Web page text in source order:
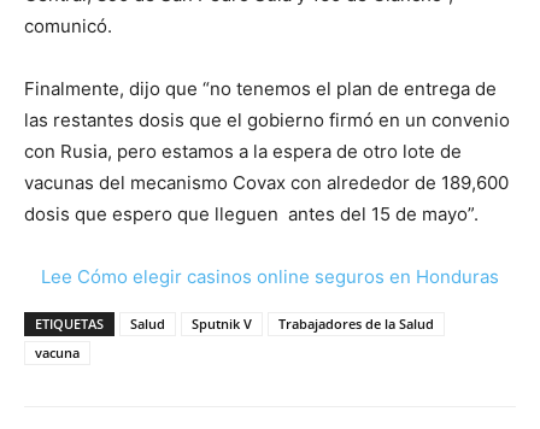
comunicó.
Finalmente, dijo que “no tenemos el plan de entrega de
las restantes dosis que el gobierno firmó en un convenio
con Rusia, pero estamos a la espera de otro lote de
vacunas del mecanismo Covax con alrededor de 189,600
dosis que espero que lleguen antes del 15 de mayo”.
Lee Cómo elegir casinos online seguros en Honduras
ETIQUETAS Salud Sputnik V
Trabajadores de la Salud
vacuna